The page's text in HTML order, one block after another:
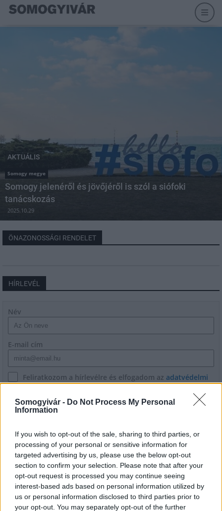
Somogyivár - Do Not Process My Personal
Information
If you wish to opt-out of the sale, sharing to third parties, or
processing of your personal or sensitive information for
targeted advertising by us, please use the below opt-out
section to confirm your selection. Please note that after your
opt-out request is processed you may continue seeing
interest-based ads based on personal information utilized by
us or personal information disclosed to third parties prior to
your opt-out. You may separately opt-out of the further
AKTUÁLIS
Somogy megye
Somogy jelenéről és jövőjéről is szól a siófoki
tanácskozás
2025.10.29
ÖNAZONOSSÁGI RENDELET
HÍRLEVÉL
Név
E-mail cím
Feliratkozom a hírlevélre és elfogadom az adatvédelmi
FELIRATKOZÁS
LEGFRISSEBB
Országos hírek
MEGÉRKEZETT AZ ESŐ A DUNA VÍZGYŰJTŐJÉRE